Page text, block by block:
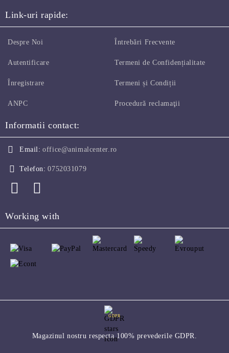
Link-uri rapide:
Despre Noi
Autentificare
Înregistrare
ANPC
Întrebări Frecvente
Termeni de Confidențialitate
Termeni și Condiții
Procedură reclamaţii
Informatii contact:
Email: office@animalcenter.ro
Telefon: 0752031079
Working with
GDPR
Magazinul nostru respecta 100% prevederile GDPR.